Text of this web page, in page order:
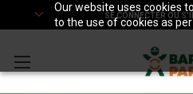
Our website uses cookies
to the use of cookies as
SE CONNECTER OU